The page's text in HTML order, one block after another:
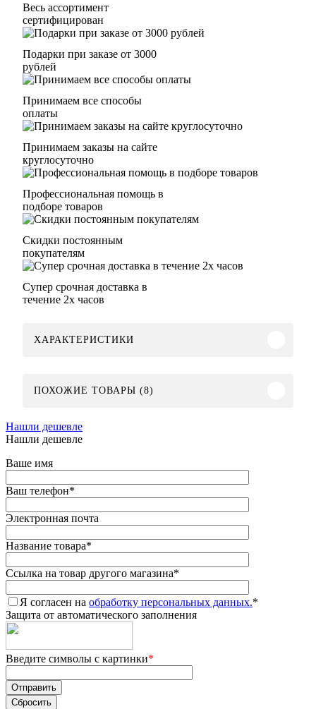
Весь ассортимент
сертифицирован
Подарки при заказе от 3000
рублей
Принимаем все способы
оплаты
Принимаем заказы на сайте
круглосуточно
Профессиональная помощь в
подборе товаров
Скидки постоянным
покупателям
Супер срочная доставка в
течение 2х часов
ХАРАКТЕРИСТИКИ
ПОХОЖИЕ ТОВАРЫ (8)
Нашли дешевле
Нашли дешевле
Ваше имя
Ваш телефон*
Электронная почта
Название товара*
Ссылка на товар другого магазина*
Я согласен на обработку персональных данных.*
Защита от автоматического заполнения
Введите символы с картинки*